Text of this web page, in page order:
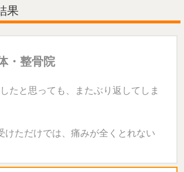
果
・整骨院
たと思っても、またぶり返してしま
ただけでは、痛みが全くとれない